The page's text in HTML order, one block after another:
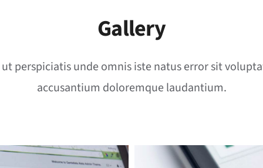
Gallery
ut perspiciatis unde omnis iste natus error sit
accusantium doloremque laudantium.